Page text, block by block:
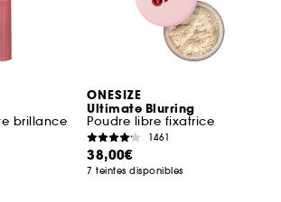
brillance
ONESIZE
Ultimate Blurring
Poudre libre fixatrice
1461
38,00€
7 teintes disponibles